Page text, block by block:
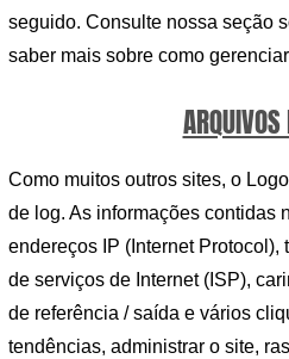
seguido. Consulte nossa seção
saber mais sobre como
ARQUIVOS
Como muitos outros sites, o
de log. As informações contidas
endereços IP (Internet Protocol),
de serviços de Internet (ISP),
de referência / saída e vários
tendências, administrar o site,